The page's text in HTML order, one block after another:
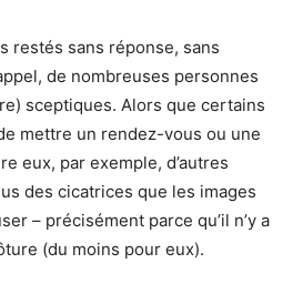
restés sans réponse, sans
de nombreuses personnes
sceptiques. Alors que certains
mettre un rendez-vous ou une
eux, par exemple, d’autres
des cicatrices que les images
– précisément parce qu’il n’y a
(du moins pour eux).